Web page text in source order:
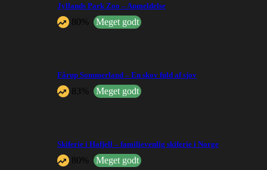
Jyllands Park Zoo – Anmeldelse
80% Meget godt
Fårup Sommerland – En skov fuld af sjov
83% Meget godt
Skiferie i Hafjell – familievenlig skiferie i Norge
80% Meget godt